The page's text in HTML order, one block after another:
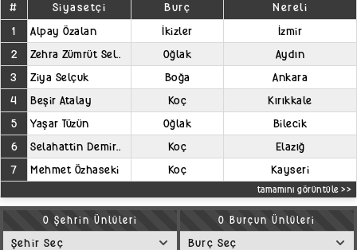
# Siyasetçi Burç
Nereli
1
Alpay Özalan İkizler
İzmir
2
Zehra Zümrüt Sel.. Oğlak
Aydın
3
Ziya Selçuk Boğa
Ankara
4
Beşir Atalay Koç
Kırıkkale
5
Yaşar Tüzün Oğlak
Bilecik
6
Selahattin Demir.. Koç
Elazığ
7
Mehmet Özhaseki Koç Kayseri
tamamını görüntüle >>
O Şehrin Ünlüleri O Burçun Ünlüleri